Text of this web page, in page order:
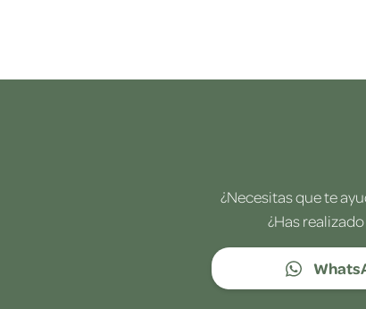
¿Necesitas que te
¿Has